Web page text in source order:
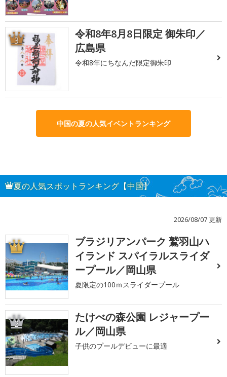
3
令和8年8月8日限定 御朱印／
広島県
令和8年にちなんだ限定御朱印
中国の夏の人気イベントランキング
夏の人気スポットランキング【中国】
2026/08/07 更新
1
ブラジリアンパーク 鷲羽山ハ
イランド スパイラルスライダ
ープール／岡山県
夏限定の100ｍスライダープール
2
たけべの森公園 レジャープー
ル／岡山県
子供のプールデビューに最適